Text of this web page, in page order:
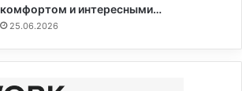
комфортом и интересными…
25.06.2026